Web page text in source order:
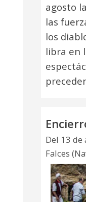
agosto
las
los
libra en
Del 13 de
Falces